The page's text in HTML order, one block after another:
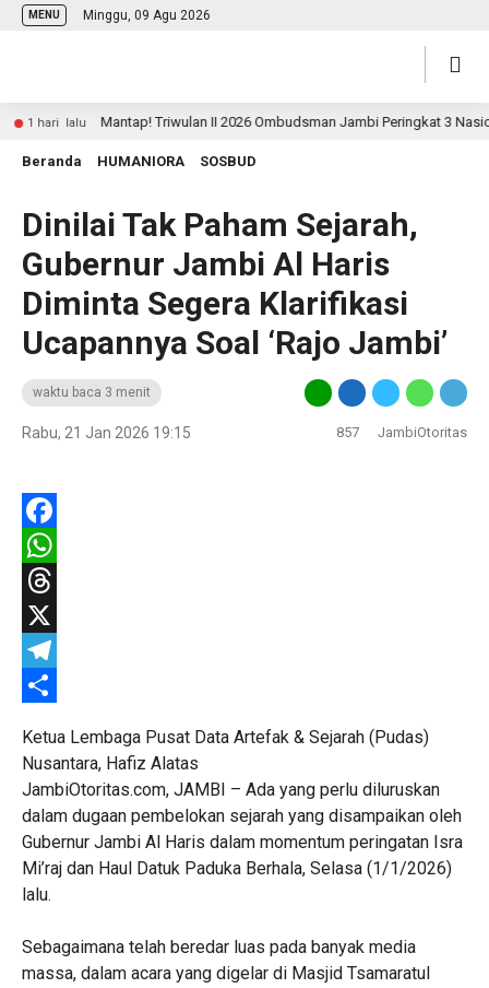
MENU Minggu, 09 Agu 2026
lalu Mantap! Triwulan II 2026 Ombudsman Jambi Peringkat 3 Nasional
Beranda HUMANIORA SOSBUD
‎Dinilai Tak Paham Sejarah,
Gubernur Jambi Al Haris
Diminta Segera Klarifikasi
Ucapannya Soal ‘Rajo Jambi’
waktu baca 3 menit
Rabu, 21 Jan 2026 19:15 857 JambiOtoritas
Facebook
WhatsApp
Threads
X
Telegram
Ketua Lembaga Pusat Data Artefak & Sejarah (Pudas)
Nusantara, Hafiz Alatas
JambiOtoritas.com, JAMBI – Ada yang perlu diluruskan
dalam dugaan pembelokan sejarah yang disampaikan oleh
Gubernur Jambi Al Haris dalam momentum peringatan Isra
Mi’raj dan Haul Datuk Paduka Berhala, Selasa (1/1/2026)
lalu.
‎Sebagaimana telah beredar luas pada banyak media
massa, dalam acara yang digelar di Masjid Tsamaratul